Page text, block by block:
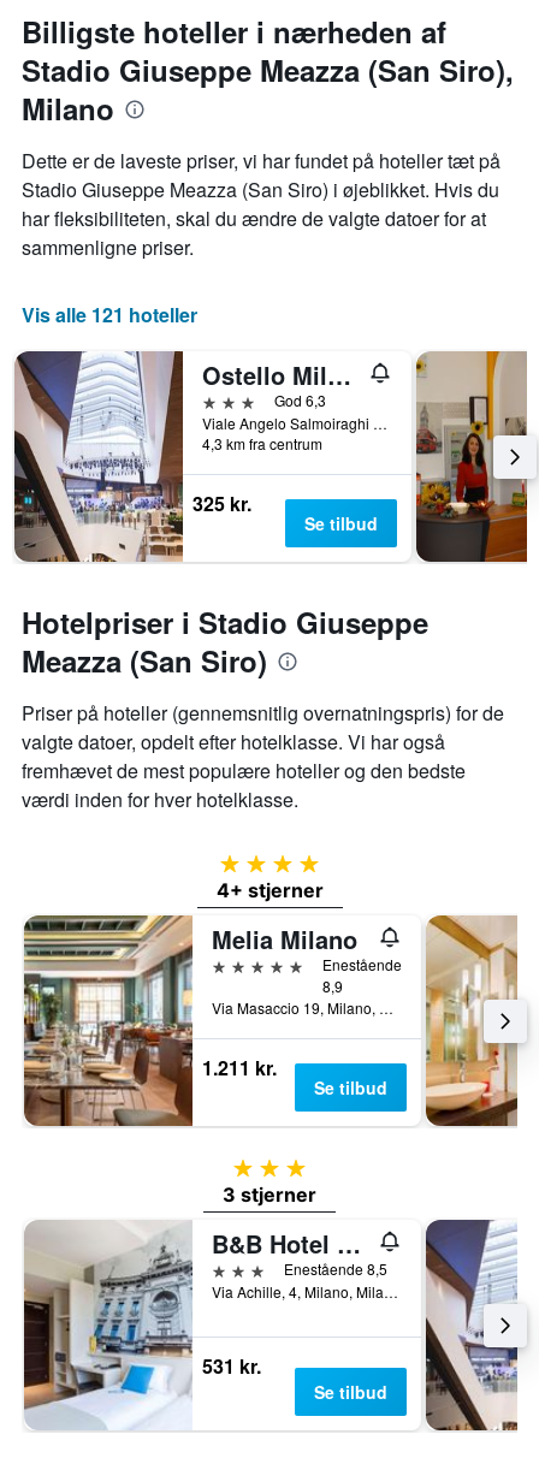
et
værelse
i
ugen
Diagrammet
har
1
akse,
der
viser
ugedagene.
Diagrammet
y-
viser
den
gennemsnitlige
pris
for
et
værelse
Billigste hoteller i nærheden af
Stadio Giuseppe Meazza (San Siro),
Milano
Dette er de laveste priser, vi har fundet på hoteller tæt på
Stadio Giuseppe Meazza (San Siro) i øjeblikket. Hvis du
har fleksibiliteten, skal du ændre de valgte datoer for at
sammenligne priser.
Vis alle 121 hoteller
Ostello Milano
3 stjernerGod 6,3
Viale Angelo Salmoiraghi 1, Milano, Milano, Italien
4,3 km fra centrum
325 kr.
Se tilbud
Hotelpriser i Stadio Giuseppe
Meazza (San Siro)
Priser på hoteller (gennemsnitlig overnatningspris) for de
valgte datoer, opdelt efter hotelklasse. Vi har også
fremhævet de mest populære hoteller og den bedste
værdi inden for hver hotelklasse.
4 stjerner
4+ stjerner
Melia Milano
5 stjerner
Enestående
8,9
Via Masaccio 19, Milano, Milano, Italien
1.211 kr.
Se tilbud
3 stjerner
3 stjerner
B&B Hotel Milano San Siro
3 stjernerEnestående 8,5
Via Achille, 4, Milano, Milano, Italien
531 kr.
Se tilbud